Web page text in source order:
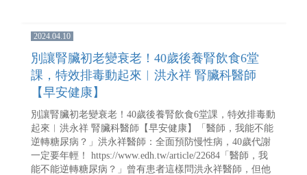
2024.04.10
別讓腎臟初老變衰老！40歲後養腎飲食6堂
課，特效排毒動起來︱洪永祥 腎臟科醫師
【早安健康】
別讓腎臟初老變衰老！40歲後養腎飲食6堂課，特效排毒動
起來︱洪永祥 腎臟科醫師【早安健康】「醫師，我能不能
逆轉糖尿病？」洪永祥醫師：全面預防慢性病，40歲代謝
一定要年輕！ https://www.edh.tw/article/22684「醫師，我
能不能逆轉糖尿病？」曾有患者這樣問洪永祥醫師，但他